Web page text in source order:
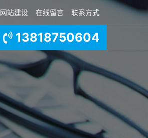
网站建设 在线留言 联系方式
13818750604